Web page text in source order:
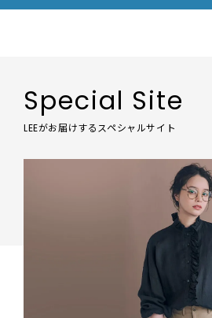
Special Site
LEEがお届けするスペシャルサイト